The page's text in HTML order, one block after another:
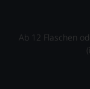
Ab 12 Flaschen